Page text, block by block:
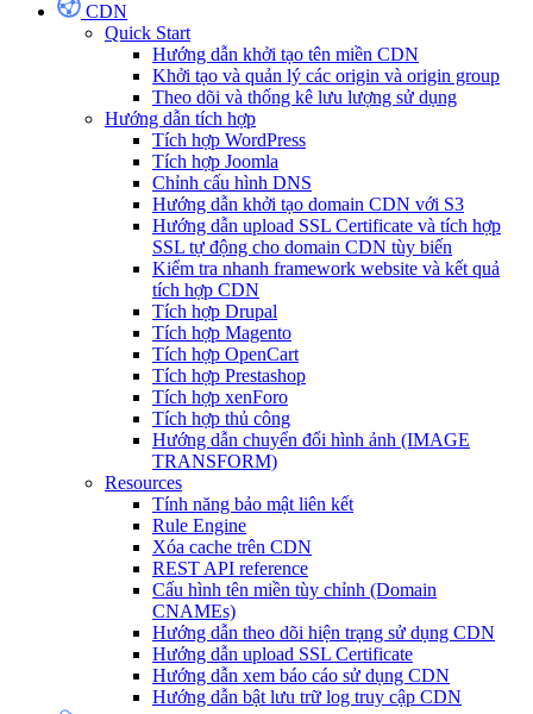
CDN
Quick Start
Hướng dẫn khởi tạo tên miền CDN
Khởi tạo và quản lý các origin và origin group
Theo dõi và thống kê lưu lượng sử dụng
Hướng dẫn tích hợp
Tích hợp WordPress
Tích hợp Joomla
Chỉnh cấu hình DNS
Hướng dẫn khởi tạo domain CDN với S3
Hướng dẫn upload SSL Certificate và tích hợp
SSL tự động cho domain CDN tùy biến
Kiểm tra nhanh framework website và kết quả
tích hợp CDN
Tích hợp Drupal
Tích hợp Magento
Tích hợp OpenCart
Tích hợp Prestashop
Tích hợp xenForo
Tích hợp thủ công
Hướng dẫn chuyển đổi hình ảnh (IMAGE
TRANSFORM)
Resources
Tính năng bảo mật liên kết
Rule Engine
Xóa cache trên CDN
REST API reference
Cấu hình tên miền tùy chỉnh (Domain
CNAMEs)
Hướng dẫn theo dõi hiện trạng sử dụng CDN
Hướng dẫn upload SSL Certificate
Hướng dẫn xem báo cáo sử dụng CDN
Hướng dẫn bật lưu trữ log truy cập CDN